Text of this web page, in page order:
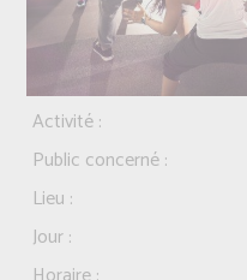
Activité :
Public concerné :
Lieu :
Jour :